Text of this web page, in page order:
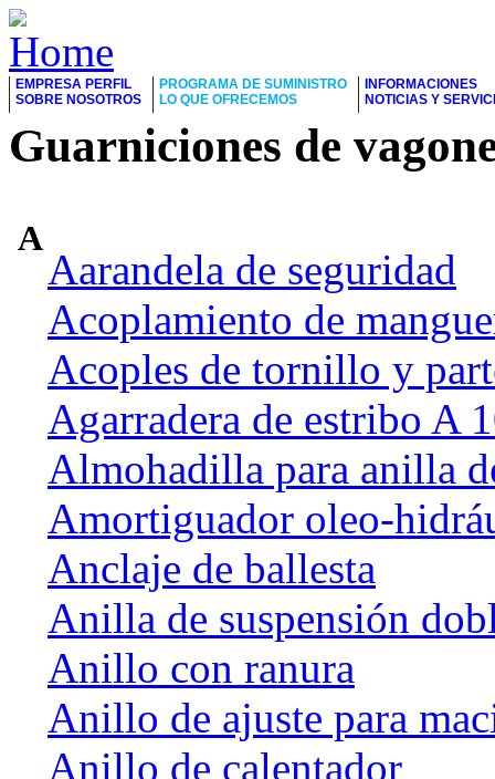
EMPRESA PERFIL
SOBRE NOSOTROS
PROGRAMA DE SUMINISTRO
LO QUE OFRECEMOS
INFORMACIONES
NOTICIAS Y
Guarniciones de
A
Aarandela de seguridad
Acoplamiento de
Acoples de tornillo y
Agarradera de estribo A
Almohadilla para anilla
Amortiguador oleo-
Anclaje de ballesta
Anilla de suspensión
Anillo con ranura
Anillo de ajuste para
Anillo de calentador